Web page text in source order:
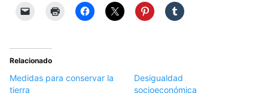
Relacionado
Medidas para conservar la
tierra
Desigualdad
socioeconómica